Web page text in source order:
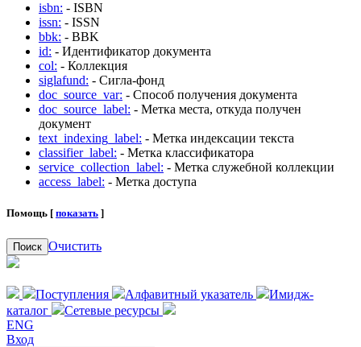
isbn: - ISBN
issn: - ISSN
bbk: - BBK
id: - Идентификатор документа
col: - Коллекция
siglafund: - Сигла-фонд
doc_source_var: - Способ получения документа
doc_source_label: - Метка места, откуда получен
документ
text_indexing_label: - Метка индексации текста
classifier_label: - Метка классификатора
service_collection_label: - Метка служебной коллекции
access_label: - Метка доступа
Помощь [ показать ]
Поиск Очистить
Поступления Алфавитный указатель
Имидж-
каталог
Сетевые ресурсы
ENG
Вход